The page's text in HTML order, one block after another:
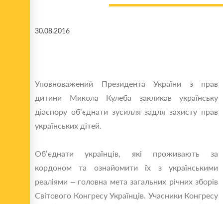
30.08.2016
Уповноважений Президента України з прав
дитини Микола Кулеба закликав українську
діаспору об’єднати зусилля задля захисту прав
українських дітей.
Об’єднати українців, які проживають за
кордоном та ознайомити їх з українськими
реаліями – головна мета загальних річних зборів
Світового Конгресу Українців. Учасники Конгресу